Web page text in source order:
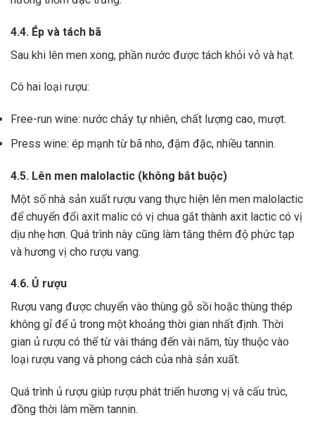
4.4. Ép và tách bã
Sau khi lên men xong, phần nước được tách khỏi vỏ và hạt.
Có hai loại rượu:
Free-run wine: nước chảy tự nhiên, chất lượng cao, mượt.
Press wine: ép mạnh từ bã nho, đậm đặc, nhiều tannin.
4.5. Lên men malolactic (không bắt buộc)
Một số nhà sản xuất rượu vang thực hiện lên men malolactic
để chuyển đổi axit malic có vị chua gắt thành axit lactic có vị
dịu nhẹ hơn. Quá trình này cũng làm tăng thêm độ phức tạp
và hương vị cho rượu vang.
4.6. Ủ rượu
Rượu vang được chuyển vào thùng gỗ sồi hoặc thùng thép
không gỉ để ủ trong một khoảng thời gian nhất định. Thời
gian ủ rượu có thể từ vài tháng đến vài năm, tùy thuộc vào
loại rượu vang và phong cách của nhà sản xuất.
Quá trình ủ rượu giúp rượu phát triển hương vị và cấu trúc,
đồng thời làm mềm tannin.